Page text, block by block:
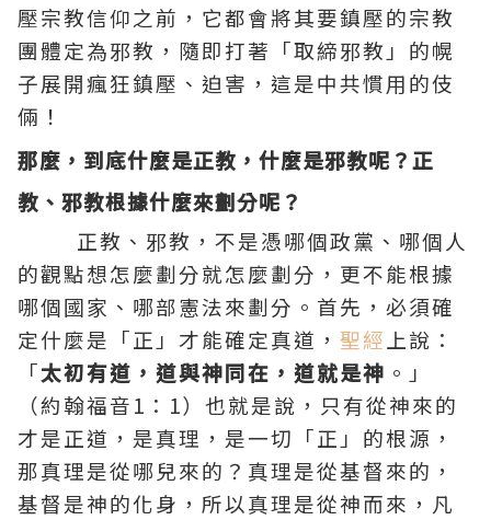
壓宗教信仰之前，它都會將其要鎮壓的宗教
團體定為邪教，隨即打著「取締邪教」的幌
子展開瘋狂鎮壓、迫害，這是中共慣用的伎
倆！
那麼，到底什麼是正教，什麼是邪教呢？正
教、邪教根據什麼來劃分呢？
正教、邪教，不是憑哪個政黨、哪個人
的觀點想怎麼劃分就怎麼劃分，更不能根據
哪個國家、哪部憲法來劃分。首先，必須確
定什麼是「正」才能確定真道， 聖經 上說：
「太初有道，道與神同在，道就是神 。」
（約翰福音1：1）也就是說，只有從神來的
才是正道，是真理，是一切「正」的根源，
那真理是從哪兒來的？真理是從基督來的，
基督是神的化身，所以真理是從神而來，凡